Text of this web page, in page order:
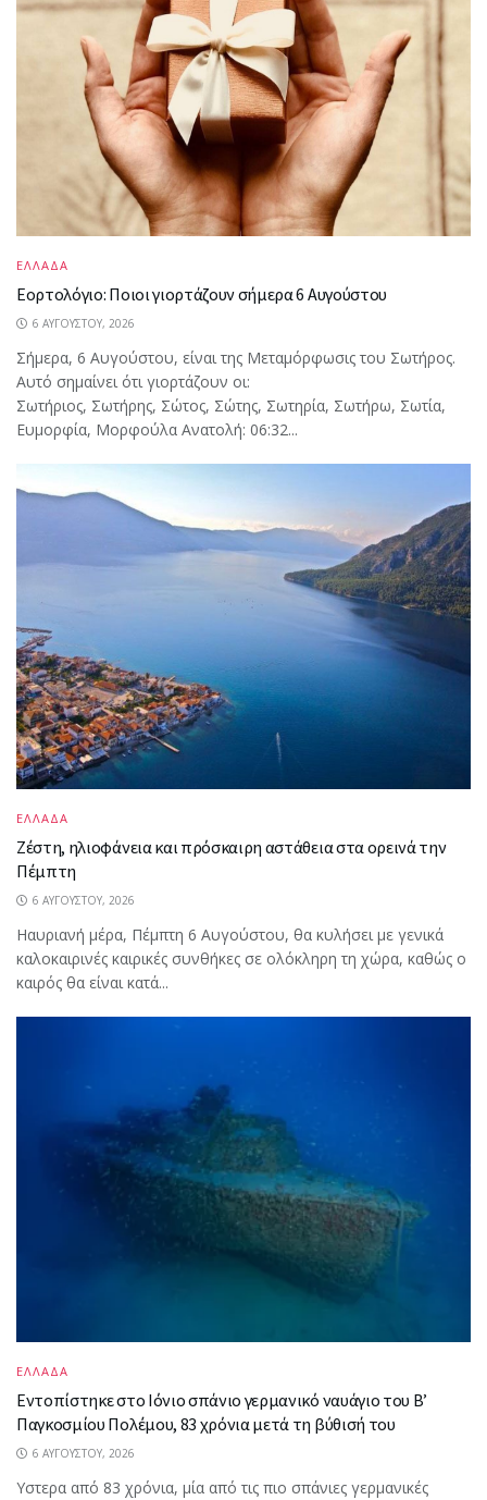
ΕΛΛΑΔΑ
Εορτολόγιο: Ποιοι γιορτάζουν σήμερα 6 Αυγούστου
6 ΑΥΓΟΎΣΤΟΥ, 2026
Σήμερα, 6 Αυγούστου, είναι της Μεταμόρφωσις του Σωτήρος.
Αυτό σημαίνει ότι γιορτάζουν οι:
Σωτήριος, Σωτήρης, Σώτος, Σώτης, Σωτηρία, Σωτήρω, Σωτία,
Ευμορφία, Μορφούλα Ανατολή: 06:32...
ΕΛΛΑΔΑ
Ζέστη, ηλιοφάνεια και πρόσκαιρη αστάθεια στα ορεινά την
Πέμπτη
6 ΑΥΓΟΎΣΤΟΥ, 2026
Ηαυριανή μέρα, Πέμπτη 6 Αυγούστου, θα κυλήσει με γενικά
καλοκαιρινές καιρικές συνθήκες σε ολόκληρη τη χώρα, καθώς ο
καιρός θα είναι κατά...
ΕΛΛΑΔΑ
Εντοπίστηκε στο Ιόνιο σπάνιο γερμανικό ναυάγιο του Β’
Παγκοσμίου Πολέμου, 83 χρόνια μετά τη βύθισή του
6 ΑΥΓΟΎΣΤΟΥ, 2026
Υστερα από 83 χρόνια, μία από τις πιο σπάνιες γερμανικές